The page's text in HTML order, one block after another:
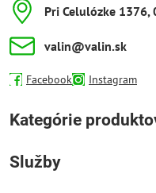
Pri Celulózke 1376,
valin​@valin​.sk
Facebook Instagram
Kategórie
Služby